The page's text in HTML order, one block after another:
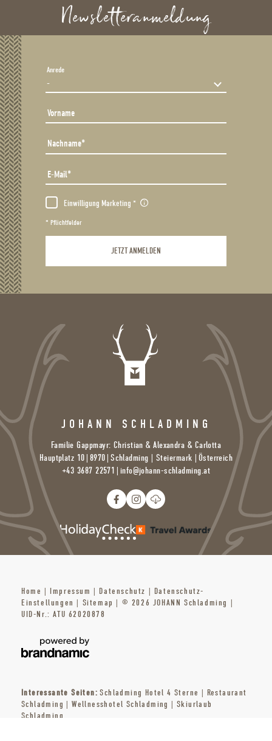
Newsletteranmeldung
Anrede
Vorname
Nachname
E-Mail
Einwilligung Marketing
* Pflichtfelder
JETZT ANMELDEN
JOHANN SCHLADMING
Familie Gappmayr: Christian & Alexandra & Carlotta
Hauptplatz 10 | 8970 | Schladming | Steiermark | Österreich
+43 3687 22571 | info@johann-schladming.at
Home | Impressum| Datenschutz | Datenschutz-
Einstellungen| Sitemap| © 2026 JOHANN Schladming |
UID-Nr.: ATU 62020878
Interessante Seiten: Schladming Hotel 4 Sterne | Restaurant
Schladming |Wellnesshotel Schladming |Skiurlaub
Schladming